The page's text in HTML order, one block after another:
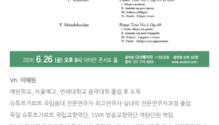
Vn. 이혜원
예원학교, 서울예고, 연세대학교 음악대학 졸업 후 도독
슈투트가르트 국립음대 전문연주자·최고연주자·실내악 전문연주자과정 졸업.
독일 슈투트가르트 국립교향악단, SWR 방송교향악단 객원단원 역임.